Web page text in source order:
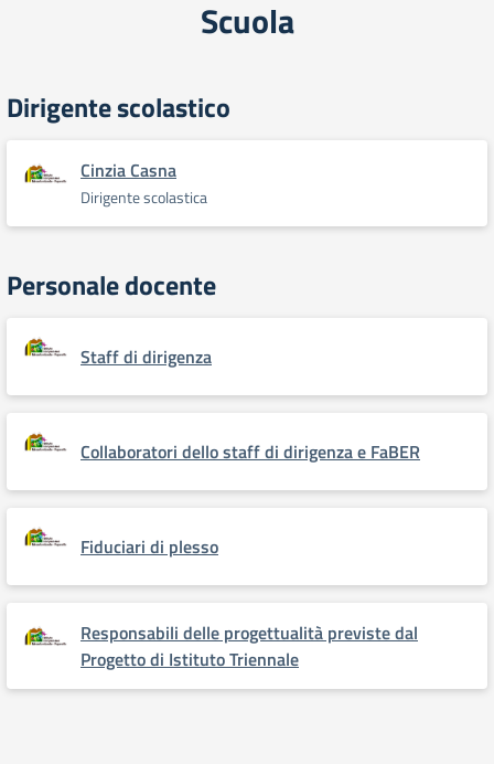
Scuola
Dirigente scolastico
Cinzia Casna
Dirigente scolastica
Personale docente
Staff di dirigenza
Collaboratori dello staff di dirigenza e FaBER
Fiduciari di plesso
Responsabili delle progettualità previste dal
Progetto di Istituto Triennale